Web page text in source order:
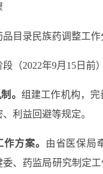
品目录民族药调整工作
段（2022年9月 15日前）
。 组建工作机构，
利益回避等规定。
方案。 由省医保局
委、药监局研究制定